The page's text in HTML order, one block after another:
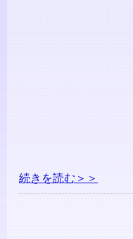
続きを読む＞＞